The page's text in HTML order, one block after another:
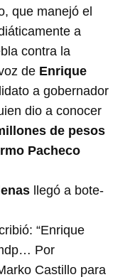
que manejó el
a
contra la
de Enrique
a gobernador
dio a conocer
de pesos
Pacheco
llegó a bote-
“Enrique
Por
Castillo para